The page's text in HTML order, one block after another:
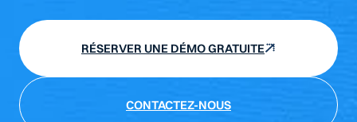
RÉSERVER UNE DÉMO GRATUITE
CONTACTEZ-NOUS